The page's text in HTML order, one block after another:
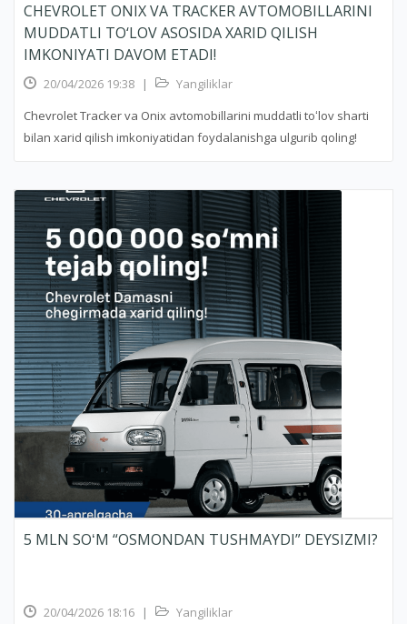
CHEVROLET ONIX VA TRACKER AVTOMOBILLARINI
MUDDATLI TO‘LOV ASOSIDA XARID QILISH
IMKONIYATI DAVOM ETADI!
20/04/2026 19:38 |
Yangiliklar
Chevrolet Tracker va Onix avtomobillarini muddatli toʻlov sharti
bilan xarid qilish imkoniyatidan foydalanishga ulgurib qoling!
5 MLN SOʻM “OSMONDAN TUSHMAYDI” DEYSIZMI?
20/04/2026 18:16 |
Yangiliklar